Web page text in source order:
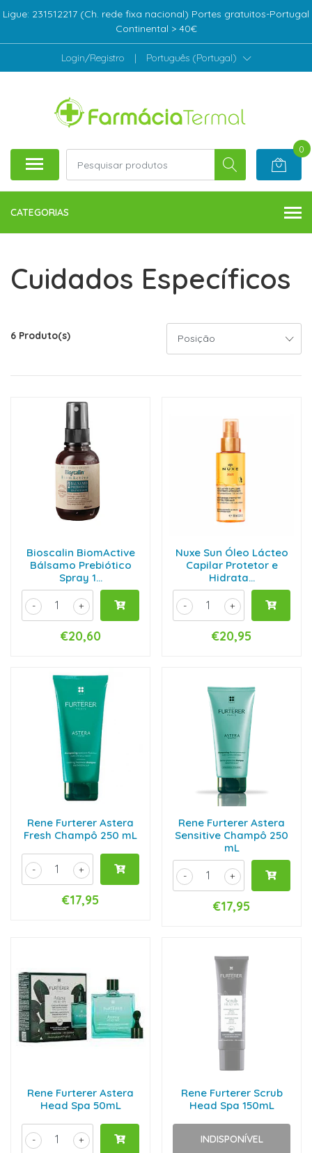
Ligue: 231512217 (Ch. rede fixa nacional) Portes gratuitos-Portugal
Continental > 40€
Login/Registro | Português (Portugal)
0
CATEGORIAS
Cuidados Específicos
6 Produto(s)
Bioscalin BiomActive
Bálsamo Prebiótico
Spray 1...
+
-
€20,60
Nuxe Sun Óleo Lácteo
Capilar Protetor e
Hidrata...
+
-
€20,95
Rene Furterer Astera
Fresh Champô 250 mL
+
-
€17,95
Rene Furterer Astera
Sensitive Champô 250
mL
+
-
€17,95
Rene Furterer Astera
Head Spa 50mL
+
-
Rene Furterer Scrub
Head Spa 150mL
INDISPONÍVEL